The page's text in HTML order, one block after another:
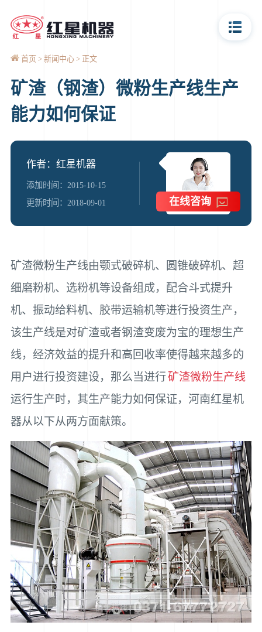
首页 新闻中心 正文
矿渣（钢渣）微粉生产线生产
能力如何保证
作者：红星机器
添加时间：2015-10-15
更新时间：2018-09-01
在线咨询
矿渣微粉生产线由颚式破碎机、圆锥破碎机、超
细磨粉机、选粉机等设备组成，配合斗式提升
机、振动给料机、胶带运输机等进行投资生产，
该生产线是对矿渣或者钢渣变废为宝的理想生产
线，经济效益的提升和高回收率使得越来越多的
用户进行投资建设，那么当进行矿渣微粉生产线
运行生产时，其生产能力如何保证，河南红星机
器从以下从两方面献策。